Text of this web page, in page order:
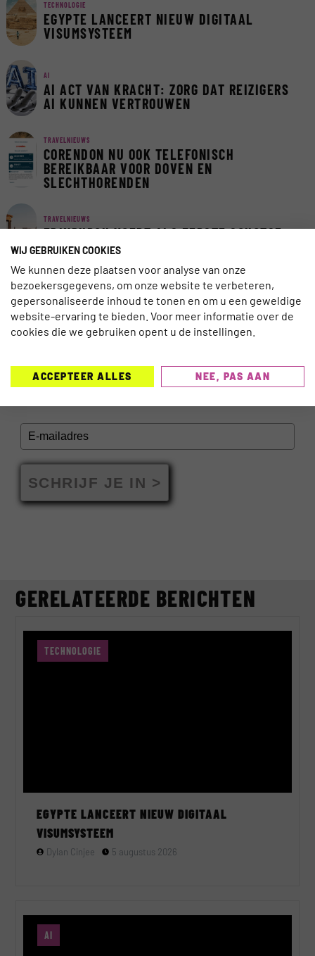
TECHNOLOGIE
EGYPTE LANCEERT NIEUW DIGITAAL
VISUMSYSTEEM
AI
AI ACT VAN KRACHT: ZORG DAT REIZIGERS
AI KUNNEN VERTROUWEN
TRAVELNIEUWS
CORENDON NU OOK TELEFONISCH
BEREIKBAAR VOOR DOVEN EN
SLECHTHORENDEN
TRAVELNIEUWS
EDINBURGH VOERT ALS EERSTE SCHOTSE
STAD TOERISTENBELASTING IN
TRAVELNIEUWS
EUROPA BLIJFT FAVORIET IN LAST-
MINUTEMARKT
INSCHRIJVEN NIEUWSBRIEF
SCHRIJF JE IN >
GERELATEERDE BERICHTEN
TECHNOLOGIE
EGYPTE LANCEERT NIEUW DIGITAAL
VISUMSYSTEEM
Dylan Cinjee 5 augustus 2026
AI
WIJ GEBRUIKEN COOKIES
We kunnen deze plaatsen voor analyse van onze
bezoekersgegevens, om onze website te verbeteren,
gepersonaliseerde inhoud te tonen en om u een geweldige
website-ervaring te bieden. Voor meer informatie over de
cookies die we gebruiken opent u de instellingen.
ACCEPTEER ALLES NEE, PAS AAN